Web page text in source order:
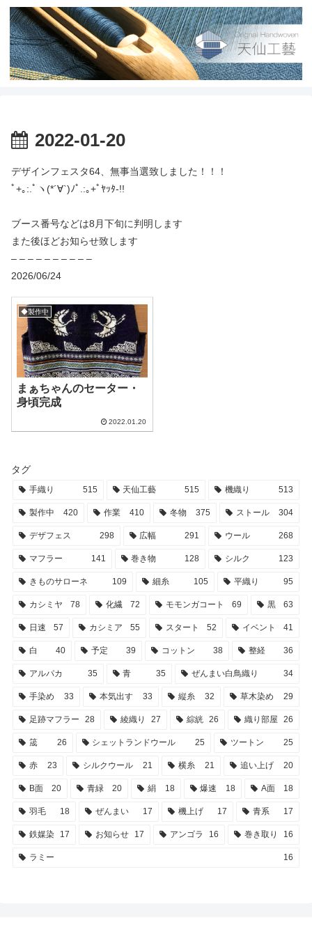
2022-01-20
デザインフェスタ64、無事当選致しました！！！
ﾟ+｡:.ﾟヽ(*´∀`)ﾉﾟ.:｡+ﾟﾔｯﾀ-!!
ブース番号などは8月下旬に判明します
また後ほどお知らせ致します
– – – – – – – – – –
2026/06/24
◆製作中
まぁちゃんのセーター・
身頃完成
2022.01.20
タグ
手織り 515 天仙工藝 515 機織り 513
製作中 420 作業 410 冬物 375 ストール 304
デザフェス 298 広幅 291 ウール 268
マフラー 141 巻き物 128 シルク 123
きものサローネ 109 細糸 105 平織り 95
カシミヤ 78 化繊 72 モモンガコート 69 黒 63
日速 57 カシミア 55 スタート 52 イベント 41
白 40 予定 39 コットン 38 整経 36
アルパカ 35 青 35 ぜんまい白鳥織り 34
手染め 33 本気出す 33 縦糸 32 草木染め 29
足跡マフラー 28 綾織り 27 綜絖 26 織り部屋 26
筬 26 シェットランドウール 25 ツートン 25
赤 23 シルクウール 21 横糸 21 追い上げ 20
B面 20 青緑 20 絹 18 爆速 18 A面 18
羽毛 18 ぜんまい 17 機上げ 17 青系 17
鉄媒染 17 お知らせ 17 アンゴラ 16 巻き取り 16
ラミー 16